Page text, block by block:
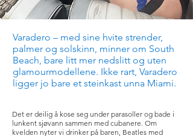
Varadero – med sine hvite strender,
palmer og solskinn, minner om South
Beach, bare litt mer nedslitt og uten
glamourmodellene. Ikke rart, Varadero
ligger jo bare et steinkast unna Miami.
Det er deilig å kose seg under parasoller og bade i
lunkent sjøvann sammen med cubanere. Om
kvelden nyter vi drinker på baren, Beatles med